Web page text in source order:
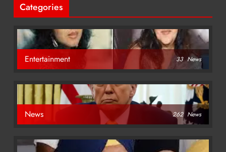
Categories
Entertainment 33 News
News 262 News